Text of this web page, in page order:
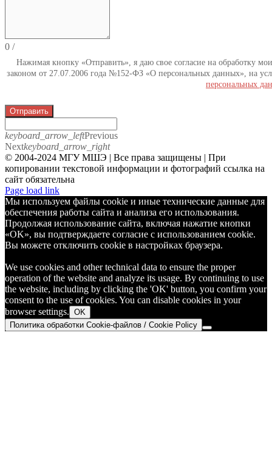
0 /
Нажимая кнопку «Отправить», я даю свое согласие на обработку
законом от 27.07.2006 года №152-ФЗ «О персональных данных», на
персональных
Отправить
keyboard_arrow_leftPrevious
Nextkeyboard_arrow_right
© 2004-2024 МГУ МШЭ | Все права защищены | При
копировании текстовой информации и фотографий ссылка на
сайт обязательна
Telegram
Page load link
Мы используем файлы cookie и иные технические данные для
обеспечения работы сайта и анализа его использования.
Продолжая использование сайта, включая нажатие кнопки
«OK», вы подтверждаете согласие с использованием cookie.
Вы можете отключить cookie в настройках браузера.
We use cookies and other technical data to ensure the proper
operation of the website and analyze its usage. By continuing to use
the website, including by clicking the 'OK' button, you confirm your
consent to the use of cookies. You can disable cookies in your
browser settings. OK
Политика обработки Cookie-файлов / Cookie Policy